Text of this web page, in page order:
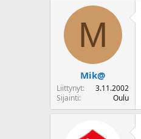
M
Mik@
Liittynyt
3.11.2002
Sijainti
Oulu